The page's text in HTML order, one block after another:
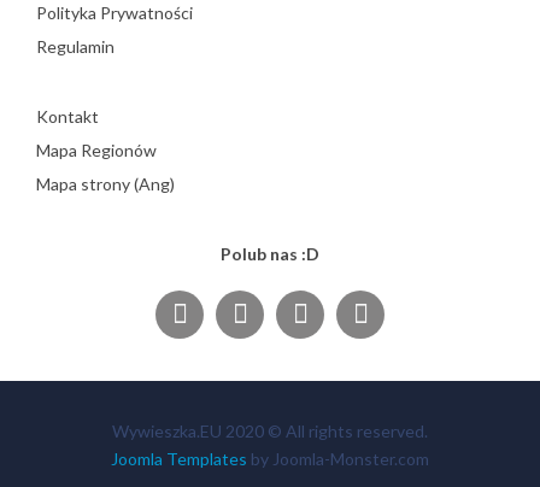
Polityka Prywatności
Regulamin
Kontakt
Mapa Regionów
Mapa strony (Ang)
Polub nas :D
Wywieszka.EU 2020 © All rights reserved.
Joomla Templates by Joomla-Monster.com